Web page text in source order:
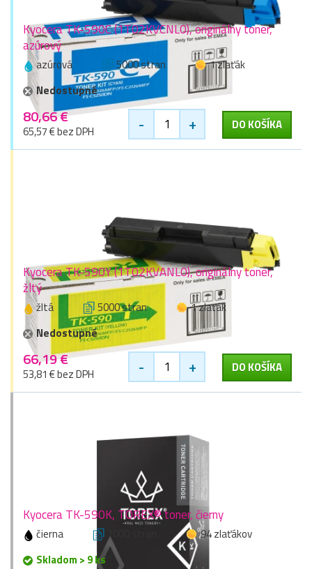
Kyocera TK-590C (1T02KVCNL0), originálny toner,
azúrový
azúrová 5000 stran
1 zlaťák
Nedostupné
80,66 €
65,57 € bez DPH - + DO KOŠÍKA
Kyocera TK-590Y (1T02KVANL0), originálny toner,
žltý
žltá 5000 stran
1 zlaťák
Nedostupné
66,19 €
53,81 € bez DPH - + DO KOŠÍKA
Kyocera TK-590K, TOREX® toner, čierny
čierna 7000 stran
94 zlaťákov
Skladom > 9 ks